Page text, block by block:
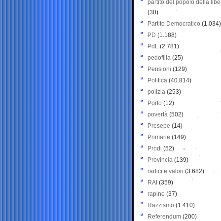
partito del popolo della
(30)
Partito Democratico (1.034)
PD (1.188)
PdL (2.781)
pedofilia (25)
Pensioni (129)
Politica (40.814)
polizia (253)
Porto (12)
povertà (502)
Presepe (14)
Primarie (149)
Prodi (52)
Provincia (139)
radici e valori (3.682)
RAI (359)
rapine (37)
Razzismo (1.410)
Referendum (200)